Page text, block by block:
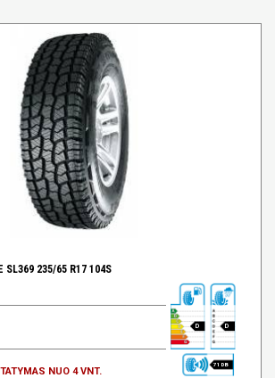
SL369 235/65 R17 104S
NUO 4 VNT.
D D
71 DB